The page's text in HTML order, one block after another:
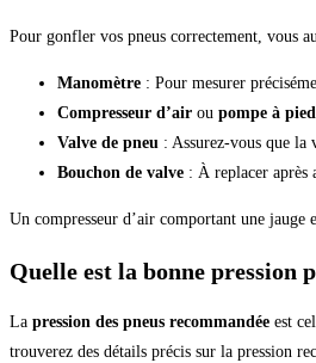
Pour gonfler vos pneus correctement, vous
Manomètre : Pour mesurer
Compresseur d’air ou pompe à pied
Valve de pneu : Assurez-vous que la
Bouchon de valve : À replacer après
Un compresseur d’air comportant une jauge
Quelle est la bonne pression
La pression des pneus recommandée est
trouverez des détails précis sur la pression